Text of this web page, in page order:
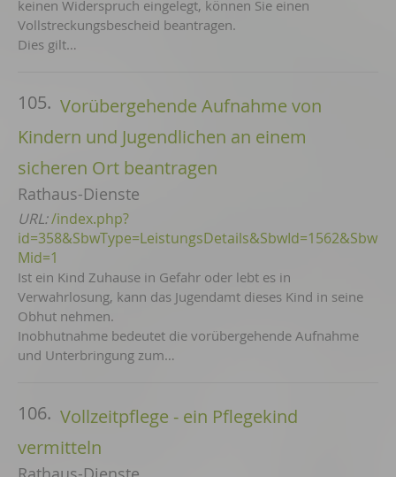
keinen Widerspruch eingelegt, können Sie einen
Vollstreckungsbescheid beantragen.
Dies gilt…
105. Vorübergehende Aufnahme von
Kindern und Jugendlichen an einem
sicheren Ort beantragen
Rathaus-Dienste
URL:/index.php?
id=358&SbwType=LeistungsDetails&SbwId=1562&Sbw
Mid=1
Ist ein Kind Zuhause in Gefahr oder lebt es in
Verwahrlosung, kann das Jugendamt dieses Kind in seine
Obhut nehmen.
Inobhutnahme bedeutet die vorübergehende Aufnahme
und Unterbringung zum…
106. Vollzeitpflege - ein Pflegekind
vermitteln